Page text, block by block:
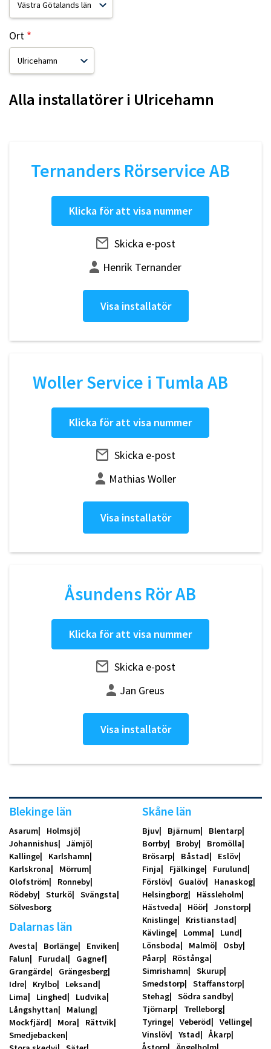
Ort
Alla installatörer i Ulricehamn
Ternanders Rörservice AB
Klicka för att visa nummer
Skicka e-post
Henrik Ternander
Visa installatör
Woller Service i Tumla AB
Klicka för att visa nummer
Skicka e-post
Mathias Woller
Visa installatör
Åsundens Rör AB
Klicka för att visa nummer
Skicka e-post
Jan Greus
Visa installatör
Blekinge län
Asarum
Holmsjö
Johannishus
Jämjö
Kallinge
Karlshamn
Karlskrona
Mörrum
Olofström
Ronneby
Rödeby
Sturkö
Svängsta
Sölvesborg
Dalarnas län
Avesta Borlänge
Enviken
Falun
Furudal
Gagnef
Grangärde
Grängesberg
Idre
Krylbo
Leksand
Lima
Linghed
Ludvika
Långshyttan
Malung
Mockfjärd
Mora
Rättvik
Smedjebacken
Skåne län
Bjuv Bjärnum
Blentarp
Borrby
Broby
Bromölla
Brösarp
Båstad
Eslöv
Finja
Fjälkinge
Furulund
Förslöv
Gualöv
Hanaskog
Helsingborg
Hässleholm
Hästveda
Höör
Jonstorp
Knislinge
Kristianstad
Kävlinge
Lomma
Lund
Lönsboda
Malmö
Osby
Påarp
Röstånga
Simrishamn
Skurup
Smedstorp
Staffanstorp
Stehag
Södra sandby
Tjörnarp
Trelleborg
Tyringe
Veberöd
Vellinge
Vinslöv
Ystad
Åkarp